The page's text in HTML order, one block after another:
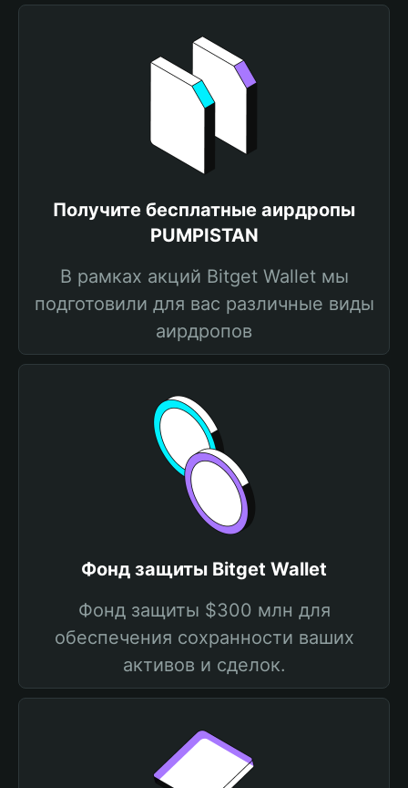
Получите бесплатные аирдропы
PUMPISTAN
В рамках акций Bitget Wallet мы
подготовили для вас различные виды
аирдропов
Фонд защиты Bitget Wallet
Фонд защиты $300 млн для
обеспечения сохранности ваших
активов и сделок.